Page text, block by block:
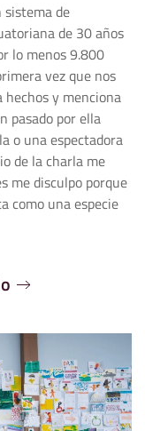
sistema de
de 30 años
lo menos 9.800
vez que nos
y menciona
pasado por ella
o una espectadora
de la charla me
me disculpo porque
como una especie